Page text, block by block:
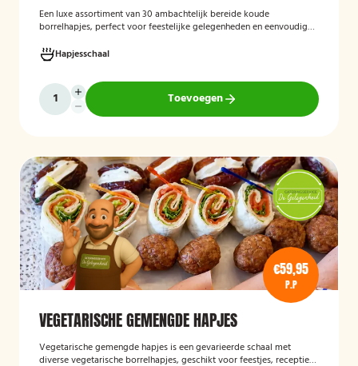
Een luxe assortiment van 30 ambachtelijk bereide koude
borrelhapjes, perfect voor feestelijke gelegenheden en eenvoudig
Hapjesschaal
Toevoegen
€59,95
P.P
VEGETARISCHE GEMENGDE HAPJES
Vegetarische gemengde hapjes is een gevarieerde schaal met
diverse vegetarische borrelhapjes, geschikt voor feestjes, recepties